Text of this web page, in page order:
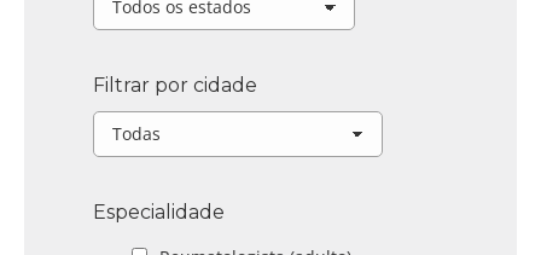
Filtrar por cidade
Especialidade